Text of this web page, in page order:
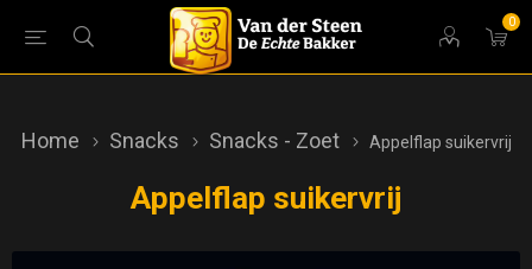
0
Home Snacks Snacks - Zoet Appelflap suikervrij
Appelflap suikervrij